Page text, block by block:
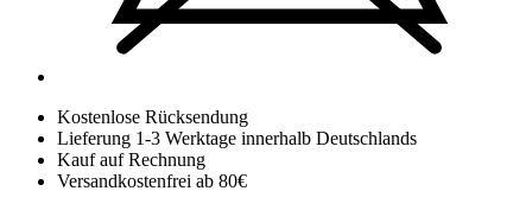
Kostenlose Rücksendung
Lieferung 1-3 Werktage innerhalb Deutschlands
Kauf auf Rechnung
Versandkostenfrei ab 80€